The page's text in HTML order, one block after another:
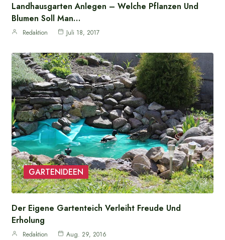
Landhausgarten Anlegen – Welche Pflanzen Und
Blumen Soll Man…
Redaktion Juli 18, 2017
GARTENIDEEN
Der Eigene Gartenteich Verleiht Freude Und
Erholung
Redaktion Aug. 29, 2016